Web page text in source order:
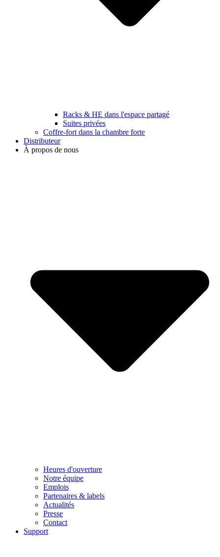
Racks & HE dans l'espace partagé
Suites privées
Coffre-fort dans la chambre forte
Distributeur
À propos de nous
Heures d'ouverture
Notre équipe
Emplois
Partenaires & labels
Actualités
Presse
Contact
Support